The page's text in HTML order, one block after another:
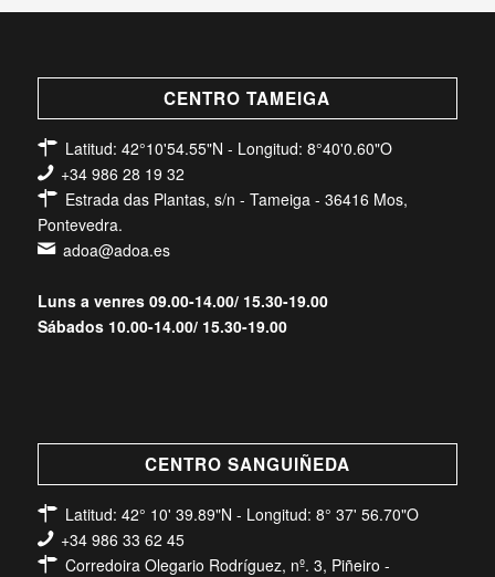
CENTRO TAMEIGA
Latitud: 42°10'54.55"N - Longitud: 8°40'0.60"O
+34 986 28 19 32
Estrada das Plantas, s/n - Tameiga - 36416 Mos,
Pontevedra.
adoa@adoa.es
Luns a venres 09.00-14.00/ 15.30-19.00
Sábados 10.00-14.00/ 15.30-19.00
CENTRO SANGUIÑEDA
Latitud: 42° 10' 39.89"N - Longitud: 8° 37' 56.70"O
+34 986 33 62 45
Corredoira Olegario Rodríguez, nº. 3, Piñeiro -